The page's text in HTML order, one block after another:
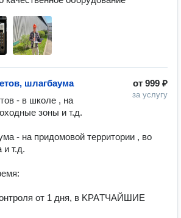
от 999 ₽
за услугу
шлагбаума
- в школе , на
зоны и т.д.
- на придомовой территории , во
и т.д.
от 1 дня, в KPAТЧAЙШИЕ